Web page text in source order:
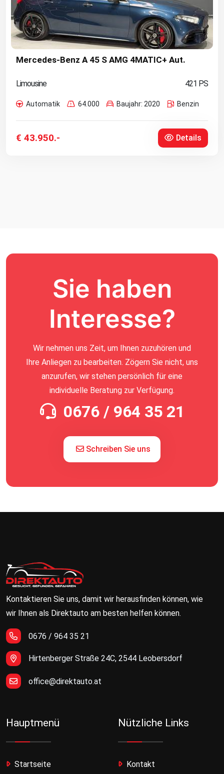
Mercedes-Benz A 45 S AMG 4MATIC+ Aut.
Limousine 421 PS
Automatik 64.000 Baujahr: 2020 Benzin
€ 43.950.- Details
Sie haben
Interesse?
Wir nehmen uns Zeit, um Ihnen zuzuhören und
Ihre Anliegen zu bearbeiten. Zögern Sie nicht, uns
anzurufen, wir stehen persönlich für eine
individuelle Beratung zur Verfügung.
0676 / 964 35 21
Schreiben Sie uns
Kontaktieren Sie uns, damit wir herausfinden können, wie
wir Ihnen als Direktauto am besten helfen können.
0676 / 964 35 21
Hirtenberger Straße 24C, 2544 Leobersdorf
office@direktauto.at
Hauptmenü
Startseite
Nützliche Links
Kontakt